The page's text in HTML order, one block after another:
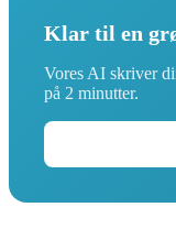
Klar til en
Vores AI skriver
på 2 minutter.